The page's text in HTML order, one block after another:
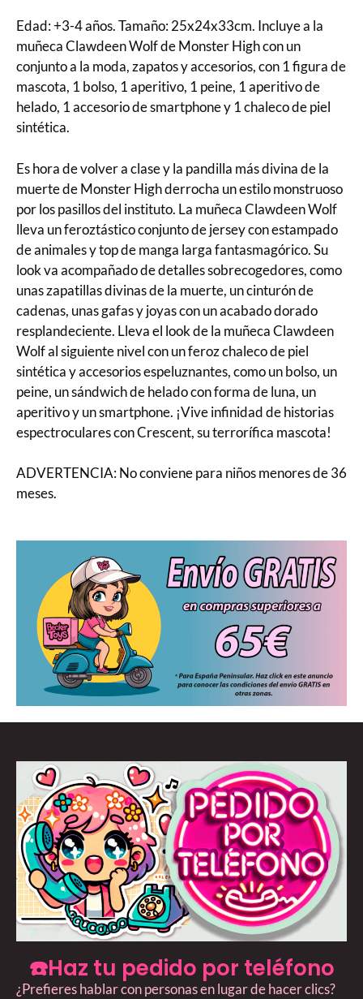
Edad: +3-4 años. Tamaño: 25x24x33cm. Incluye a la
muñeca Clawdeen Wolf de Monster High con un
conjunto a la moda, zapatos y accesorios, con 1 figura de
mascota, 1 bolso, 1 aperitivo, 1 peine, 1 aperitivo de
helado, 1 accesorio de smartphone y 1 chaleco de piel
sintética.
Es hora de volver a clase y la pandilla más divina de la
muerte de Monster High derrocha un estilo monstruoso
por los pasillos del instituto. La muñeca Clawdeen Wolf
lleva un feroztástico conjunto de jersey con estampado
de animales y top de manga larga fantasmagórico. Su
look va acompañado de detalles sobrecogedores, como
unas zapatillas divinas de la muerte, un cinturón de
cadenas, unas gafas y joyas con un acabado dorado
resplandeciente. Lleva el look de la muñeca Clawdeen
Wolf al siguiente nivel con un feroz chaleco de piel
sintética y accesorios espeluznantes, como un bolso, un
peine, un sándwich de helado con forma de luna, un
aperitivo y un smartphone. ¡Vive infinidad de historias
espectroculares con Crescent, su terrorífica mascota!
ADVERTENCIA: No conviene para niños menores de 36
meses.
☎️Haz tu pedido por teléfono
¿Prefieres hablar con personas en lugar de hacer clics?